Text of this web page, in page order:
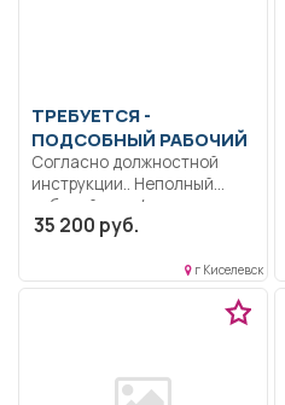
ТРЕБУЕТСЯ -
ПОДСОБНЫЙ РАБОЧИЙ
Согласно должностной
инструкции.. Неполный
рабочий день/неполная
рабочая неделя..
35 200 руб.
г Киселевск